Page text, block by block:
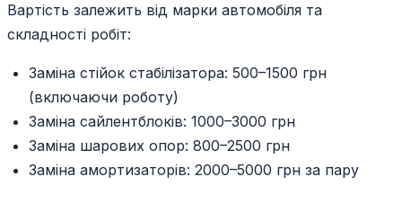
Вартість залежить від марки автомобіля та
складності робіт:
Заміна стійок стабілізатора: 500–1500 грн
(включаючи роботу)
Заміна сайлентблоків: 1000–3000 грн
Заміна шарових опор: 800–2500 грн
Заміна амортизаторів: 2000–5000 грн за пару